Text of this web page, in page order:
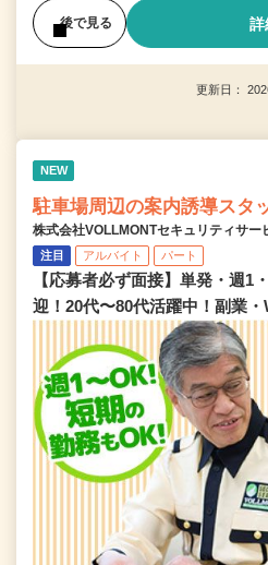
後で見る 詳
更新日：
NEW
駐車場周辺の案内誘導スタ
株式会社VOLLMONTセキュリティサ
注目 アルバイト パート
【応募者必ず面接】単発・週1
迎！20代〜80代活躍中！副業・